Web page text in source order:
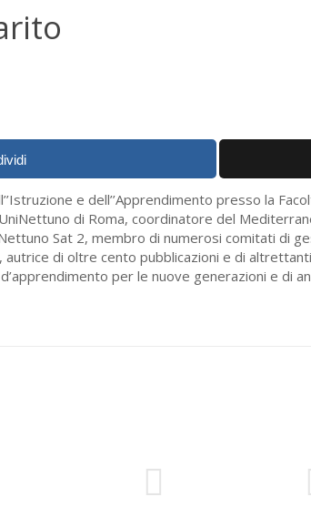
e dell’’Apprendimento presso la
di Roma, coordinatore del
Sat 2, membro di numerosi comitati di
autrice di oltre cento pubblicazioni e di
per le nuove generazioni e di